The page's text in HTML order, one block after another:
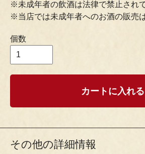
※未成年者の飲酒は法律で禁止され
※当店では未成年者へのお酒の販売
個数
カートに入れる
その他の詳細情報